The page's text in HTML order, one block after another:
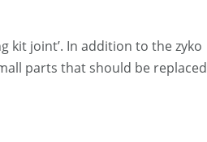
kit joint’. In addition to the zyko
parts that should be